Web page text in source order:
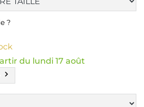
?
du lundi 17 août
chevron_right